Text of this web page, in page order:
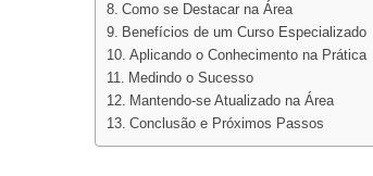
Como se Destacar na Área
Benefícios de um Curso Especializado
Aplicando o Conhecimento na Prática
Medindo o Sucesso
Mantendo-se Atualizado na Área
Conclusão e Próximos Passos